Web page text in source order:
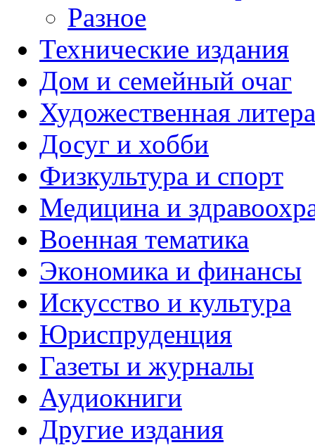
Разное
Технические издания
Дом и семейный очаг
Художественная
Досуг и хобби
Физкультура и спорт
Медицина и
Военная тематика
Экономика и финансы
Искусство и культура
Юриспруденция
Газеты и журналы
Аудиокниги
Другие издания